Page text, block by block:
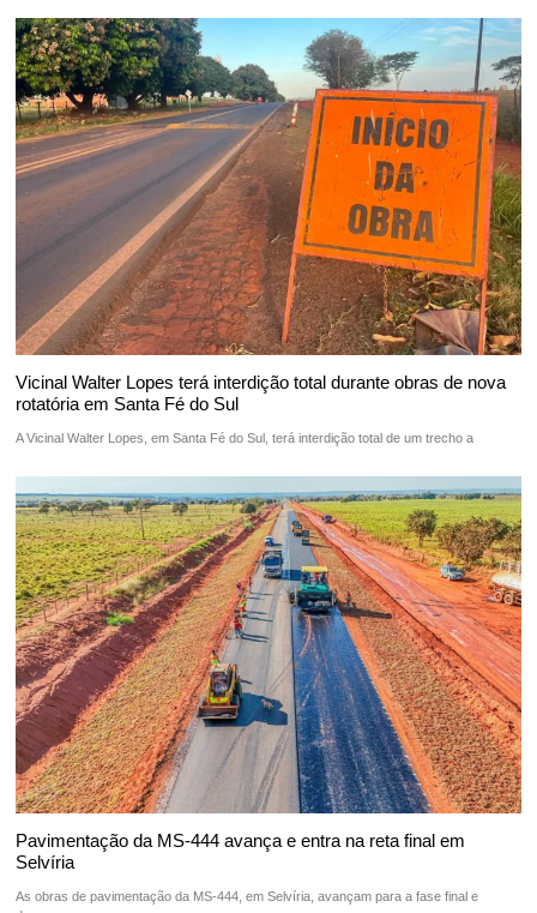
Vicinal Walter Lopes terá interdição total durante obras de nova
rotatória em Santa Fé do Sul
A Vicinal Walter Lopes, em Santa Fé do Sul, terá interdição total de um trecho a
Pavimentação da MS-444 avança e entra na reta final em
Selvíria
As obras de pavimentação da MS-444, em Selvíria, avançam para a fase final e